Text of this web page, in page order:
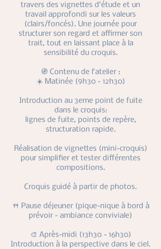
travers des vignettes d’étude et un
travail approfondi sur les valeurs
(clairs/foncés). Une journée pour
structurer son regard et affirmer son
trait, tout en laissant place à la
sensibilité du croquis.
🧭 Contenu de l’atelier :
☀️ Matinée (9h30 - 12h30)
Introduction au 3eme point de fuite
dans le croquis:
lignes de fuite, points de repère,
structuration rapide.
Réalisation de vignettes (mini-croquis)
pour simplifier et tester différentes
compositions.
Croquis guidé à partir de photos.
🍴 Pause déjeuner (pique-nique à bord à
prévoir - ambiance conviviale)
🎨 Après-midi (13h30 - 16h30)
Introduction à la perspective dans le ciel.